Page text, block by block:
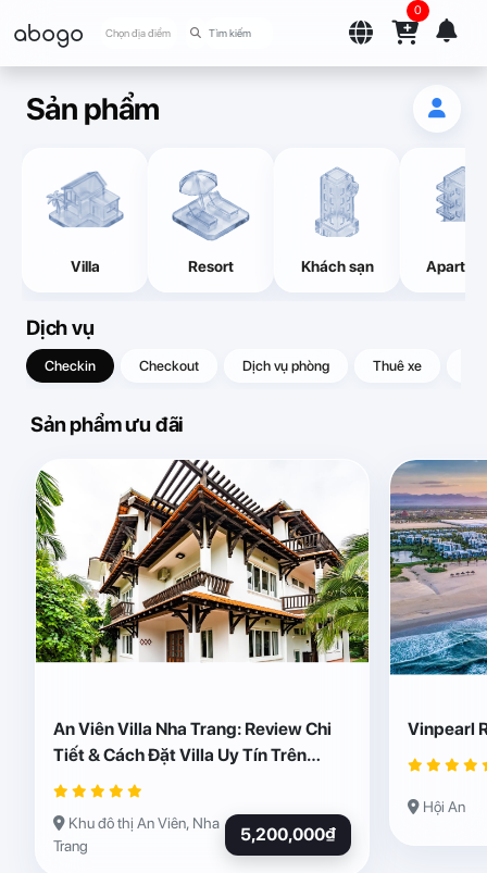
abogo Chọn địa điểm
0
Sản phẩm
Villa Resort Khách sạn
Dịch vụ
Checkin Checkout Dịch vụ phòng Thuê xe
Sản phẩm ưu đãi
An Viên Villa Nha Trang: Review Chi
Tiết & Cách Đặt Villa Uy Tín Trên
Abogo
Khu đô thị An Viên, Nha
Trang
5,200,000₫
Vinpearl
Hội An